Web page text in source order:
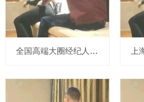
‌全国高端大圈经纪人微信对接魔都服务‌_432